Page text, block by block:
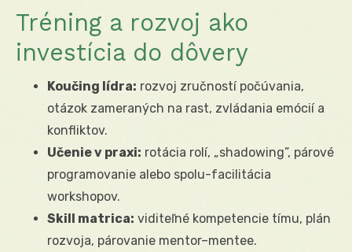
Tréning a rozvoj ako
investícia do dôvery
Koučing lídra: rozvoj zručností počúvania,
otázok zameraných na rast, zvládania emócií a
konfliktov.
Učenie v praxi: rotácia rolí, „shadowing”, párové
programovanie alebo spolu-facilitácia
workshopov.
Skill matrica: viditeľné kompetencie tímu, plán
rozvoja, párovanie mentor–mentee.